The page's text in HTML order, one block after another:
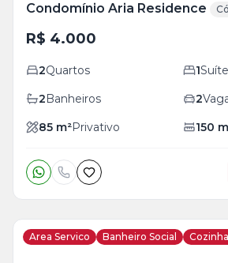
Condomínio Aria Residence
R$ 4.000
2Quartos 1Suíte
2Banheiros 2
85 m²Privativo 150
Area Servico Banheiro Social